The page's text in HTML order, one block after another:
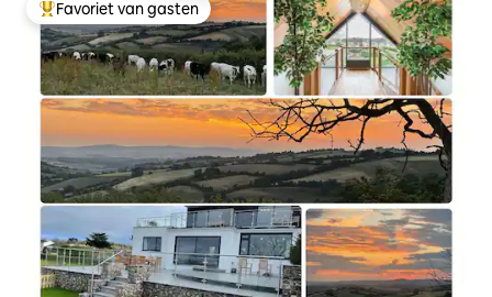
Topfavoriet van gasten
Favoriet van gasten